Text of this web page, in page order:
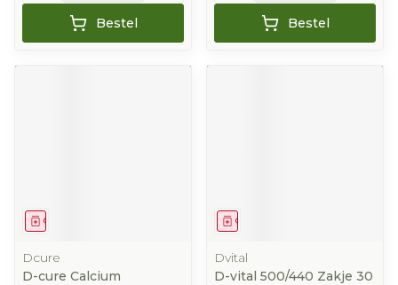
Bestel Bestel
Geneesmiddel
Dcure
D-cure Calcium
Geneesmiddel
Dvital
D-vital 500/440 Zakje 30